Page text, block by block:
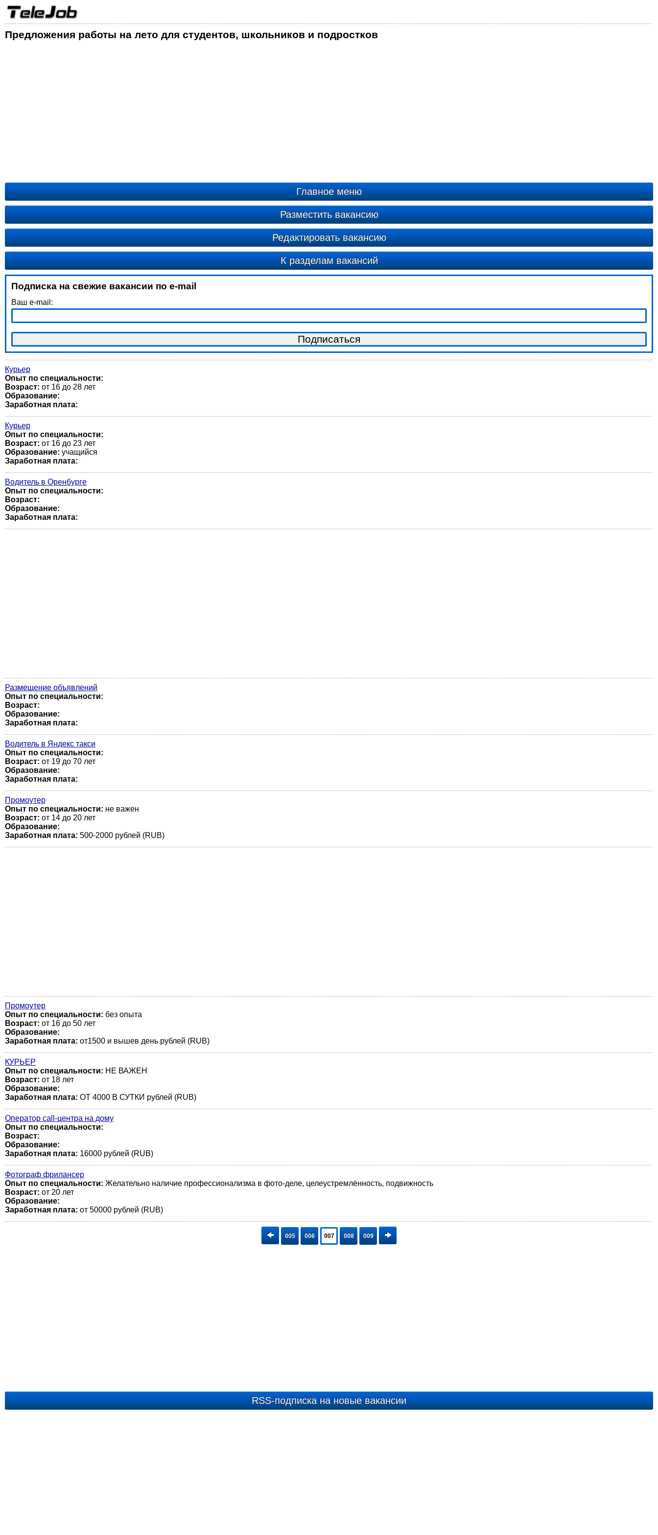
Предложения работы на лето для студентов, школьников и подростков
Главное меню
Разместить вакансию
Редактировать вакансию
К разделам вакансий
Подписка на свежие вакансии по e-mail
Ваш e-mail:
Курьер
Опыт по специальности:
Возраст: от 16 до 28 лет
Образование:
Заработная плата:
Курьер
Опыт по специальности:
Возраст: от 16 до 23 лет
Образование: учащийся
Заработная плата:
Водитель в Оренбурге
Опыт по специальности:
Возраст:
Образование:
Заработная плата:
Размещение объявлений
Опыт по специальности:
Возраст:
Образование:
Заработная плата:
Водитель в Яндекс такси
Опыт по специальности:
Возраст: от 19 до 70 лет
Образование:
Заработная плата:
Промоутер
Опыт по специальности: не важен
Возраст: от 14 до 20 лет
Образование:
Заработная плата: 500-2000 рублей (RUB)
Промоутер
Опыт по специальности: без опыта
Возраст: от 16 до 50 лет
Образование:
Заработная плата: от1500 и вышев день рублей (RUB)
КУРЬЕР
Опыт по специальности: НЕ ВАЖЕН
Возраст: от 18 лет
Образование:
Заработная плата: ОТ 4000 В СУТКИ рублей (RUB)
Оператор call-центра на дому
Опыт по специальности:
Возраст:
Образование:
Заработная плата: 16000 рублей (RUB)
Фотограф фрилансер
Опыт по специальности: Желательно наличие профессионализма в фото-деле, целеустремлённость, подвижность
Возраст: от 20 лет
Образование:
Заработная плата: от 50000 рублей (RUB)
005 006 007 008 009
RSS-подписка на новые вакансии